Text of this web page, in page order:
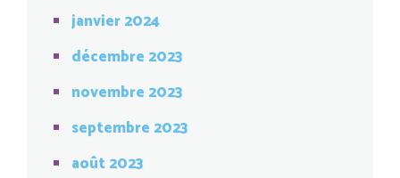
janvier 2024
décembre 2023
novembre 2023
septembre 2023
août 2023